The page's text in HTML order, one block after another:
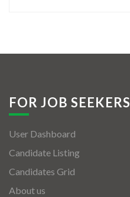
FOR JOB SEEKERS
User Dashboard
Candidate Listing
Candidates Grid
About us